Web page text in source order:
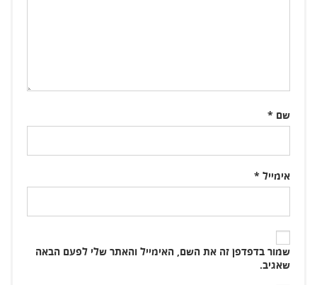
שם *
אימייל *
שמור בדפדפן זה את השם, האימייל והאתר שלי לפעם הבאה
שאגיב.